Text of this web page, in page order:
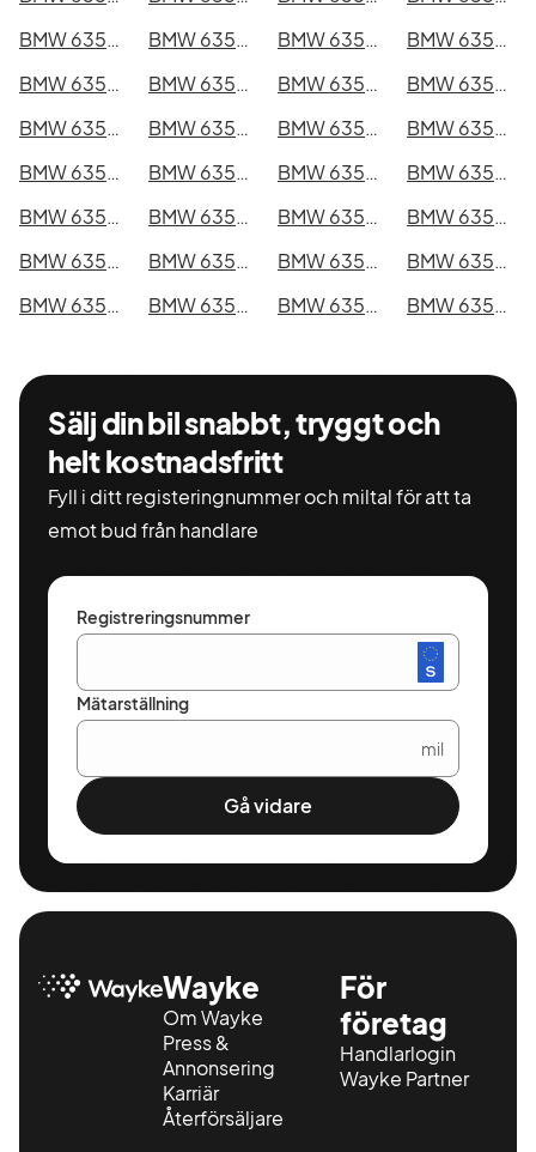
BMW 635CSi i Eskilstuna
BMW 635CSi i Kalmar BMW 635CSi i Karlskrona
BMW 635CSi i Karlstad
BMW 635CSi i Kristianstad
BMW 635CSi i Sundsvall BMW 635CSi i Umeå
BMW 635CSi i Varberg
BMW 635CSi i Borås
BMW 635CSi i Falkenberg BMW 635CSi i Gävle
BMW 635CSi i Luleå
BMW 635CSi i Lund
BMW 635CSi i Mönsterås BMW 635CSi i Uddevalla
BMW 635CSi i Västervik
BMW 635CSi i Ystad
BMW 635CSi i Östersund BMW 635CSi i Borlänge
BMW 635CSi i Kiruna
BMW 635CSi i Nyköping
BMW 635CSi i Oskarshamn BMW 635CSi i Sigtuna
BMW 635CSi i Skellefteå
BMW 635CSi i Skövde
BMW 635CSi i Trollhättan BMW 635CSi i Alingsås BMW 635CSi i Båstad
Sälj din bil snabbt, tryggt och
helt kostnadsfritt
Fyll i ditt registeringnummer och miltal för att ta
emot bud från handlare
Registreringsnummer
Mätarställning
mil
Gå vidare
Wayke
Om Wayke
Press &
Annonsering
Karriär
Återförsäljare
För
företag
Handlarlogin
Wayke Partner